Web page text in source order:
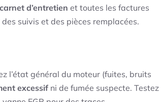
carnet d’entretien et toutes les factures
suivis et des pièces remplacées.
l’état général du moteur (fuites, bruits
excessif ni de fumée suspecte. Testez